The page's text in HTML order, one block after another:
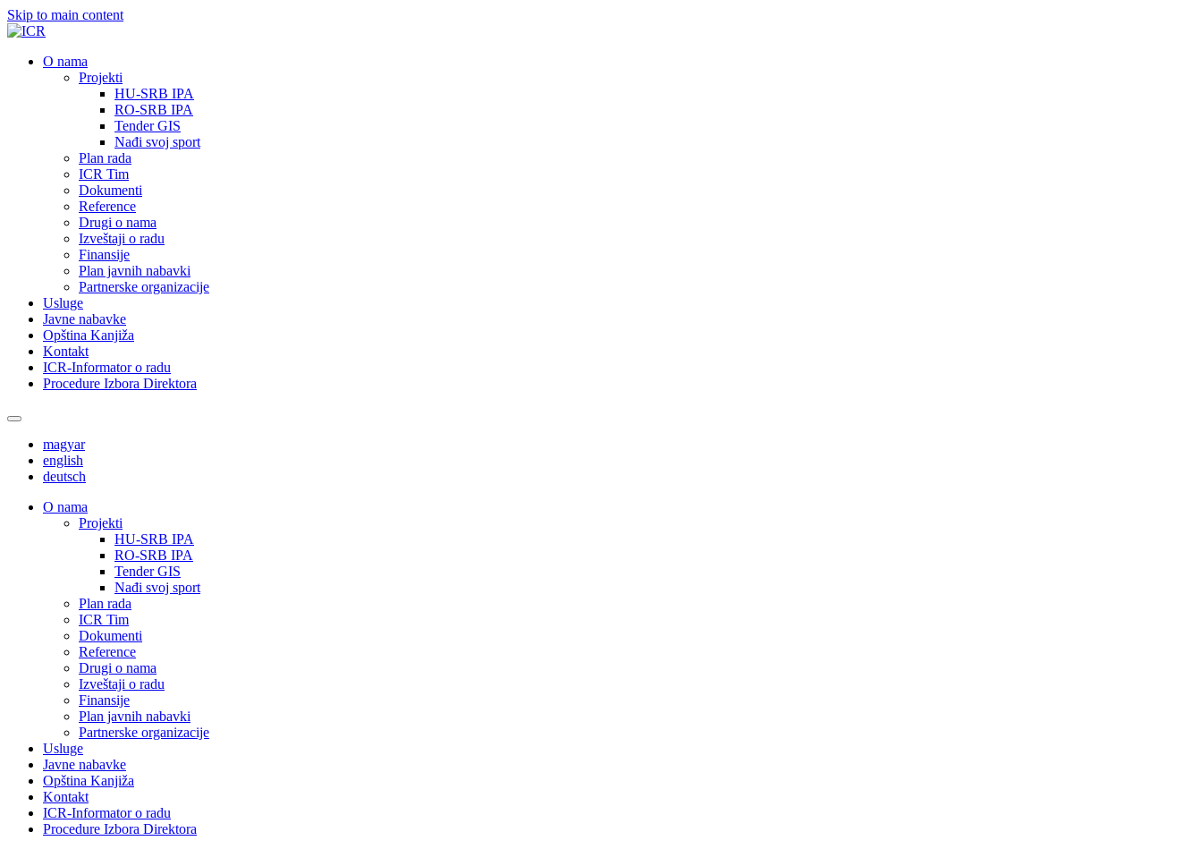
Skip to main content
О nama
Projekti
HU-SRB IPA
RO-SRB IPA
Tender GIS
Nađi svoj sport
Plan rada
ICR Tim
Dokumenti
Reference
Drugi o nama
Izveštaji o radu
Finansije
Plan javnih nabavki
Partnerske organizacije
Usluge
Javne nabavke
Opština Kanjiža
Kontakt
ICR-Informator o radu
Procedure Izbora Direktora
magyar
english
deutsch
О nama
Projekti
HU-SRB IPA
RO-SRB IPA
Tender GIS
Nađi svoj sport
Plan rada
ICR Tim
Dokumenti
Reference
Drugi o nama
Izveštaji o radu
Finansije
Plan javnih nabavki
Partnerske organizacije
Usluge
Javne nabavke
Opština Kanjiža
Kontakt
ICR-Informator o radu
Procedure Izbora Direktora